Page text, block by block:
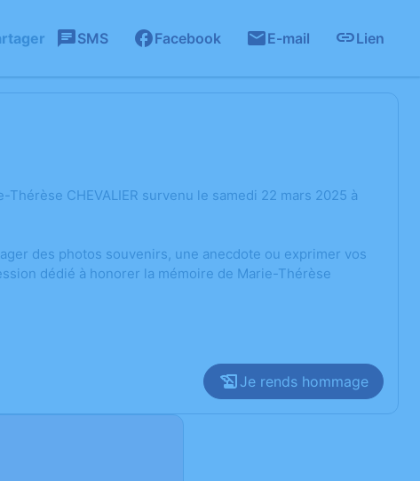
SMS Facebook E-mail Lien
CHEVALIER survenu le samedi 22 mars 2025 à
des photos souvenirs, une anecdote ou exprimer vos
dédié à honorer la mémoire de Marie-Thérèse
Je rends hommage